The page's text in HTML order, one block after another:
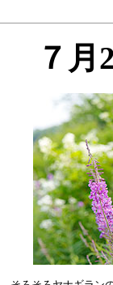
７月